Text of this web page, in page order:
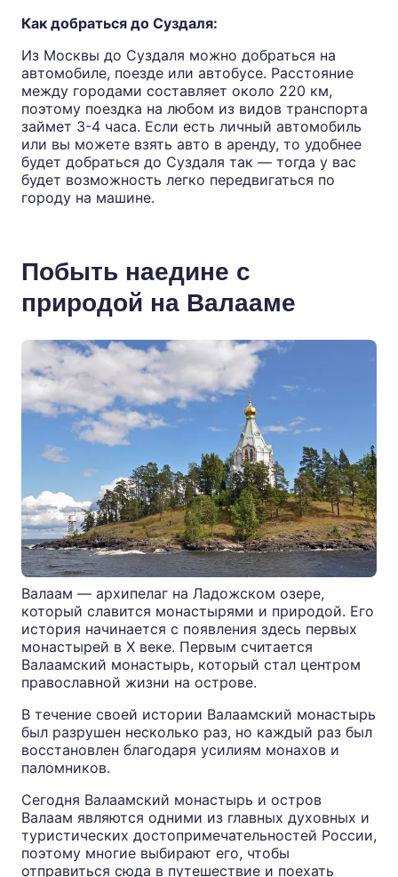
Как добраться до Суздаля:
Из Москвы до Суздаля можно добраться на
автомобиле, поезде или автобусе. Расстояние
между городами составляет около 220 км,
поэтому поездка на любом из видов транспорта
займет 3-4 часа. Если есть личный автомобиль
или вы можете взять авто в аренду, то удобнее
будет добраться до Суздаля так — тогда у вас
будет возможность легко передвигаться по
городу на машине.
Побыть наедине с
природой на Валааме
Валаам — архипелаг на Ладожском озере,
который славится монастырями и природой. Его
история начинается с появления здесь первых
монастырей в X веке. Первым считается
Валаамский монастырь, который стал центром
православной жизни на острове.
В течение своей истории Валаамский монастырь
был разрушен несколько раз, но каждый раз был
восстановлен благодаря усилиям монахов и
паломников.
Сегодня Валаамский монастырь и остров
Валаам являются одними из главных духовных и
туристических достопримечательностей России,
поэтому многие выбирают его, чтобы
отправиться сюда в путешествие и поехать